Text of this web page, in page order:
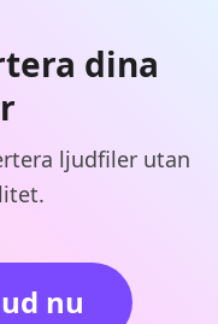
dina
ljudfiler utan
nu